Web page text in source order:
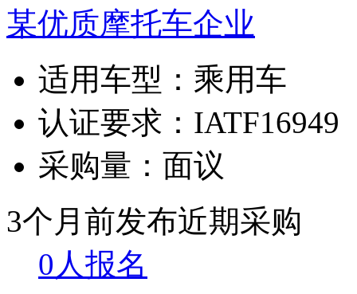
某优质摩托车企业
适用车型： 乘用车
认证要求： IATF16949
采购量： 面议
3个月前发布近期采购
0人报名